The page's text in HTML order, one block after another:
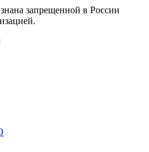
запрещенной в России